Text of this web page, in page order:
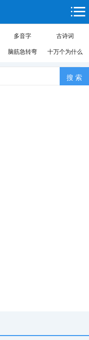
多音字 古诗词
脑筋急转弯 十万个为什么